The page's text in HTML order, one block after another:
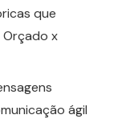
que
Orçado x
ágil